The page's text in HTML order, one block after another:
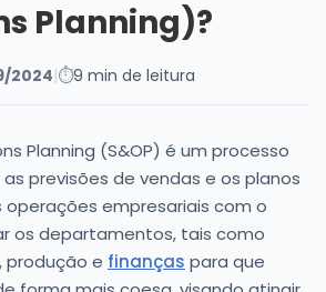
Planning)?
2024|⏱9 min de leitura
Planning (S&OP) é um processo
previsões de vendas e os planos
empresariais com o
os departamentos, tais como
produção e finanças para que